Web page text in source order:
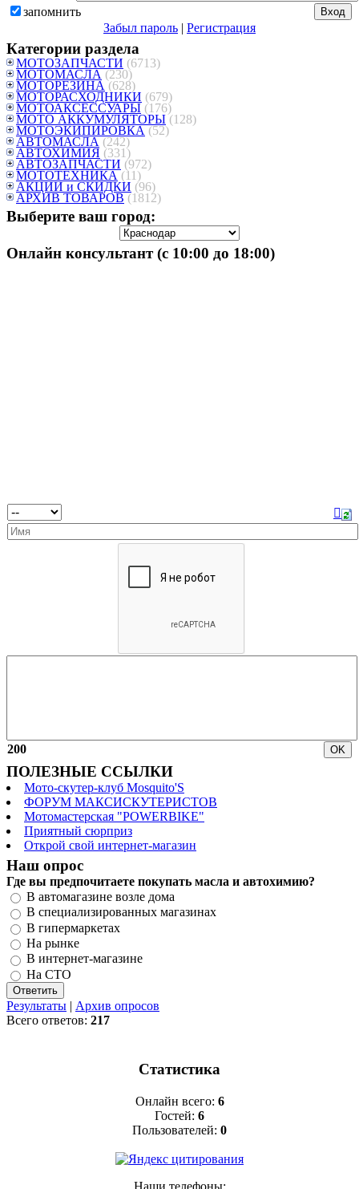
запомнить
Забыл пароль | Регистрация
Категории раздела
МОТОЗАПЧАСТИ (6713)
МОТОМАСЛА (230)
МОТОРЕЗИНА (628)
МОТОРАСХОДНИКИ (679)
МОТОАКСЕССУАРЫ (176)
МОТО АККУМУЛЯТОРЫ (128)
МОТОЭКИПИРОВКА (52)
АВТОМАСЛА (242)
АВТОХИМИЯ (331)
АВТОЗАПЧАСТИ (972)
МОТОТЕХНИКА (11)
АКЦИИ и СКИДКИ (96)
АРХИВ ТОВАРОВ (1812)
Выберите ваш город:
Онлайн консультант (с 10:00 до 18:00)
200
ПОЛЕЗНЫЕ ССЫЛКИ
Мото-скутер-клуб Mosquito'S
ФОРУМ МАКСИСКУТЕРИСТОВ
Мотомастерская "POWERBIKE"
Приятный сюрприз
Открой свой интернет-магазин
Наш опрос
Где вы предпочитаете покупать масла и автохимию?
В автомагазине возле дома
В специализированных магазинах
В гипермаркетах
На рынке
В интернет-магазине
На СТО
Результаты | Архив опросов
Всего ответов: 217
Статистика
Онлайн всего: 6
Гостей: 6
Пользователей: 0
Наши телефоны: